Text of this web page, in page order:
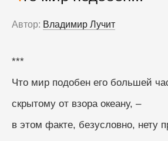
Автор: Владимир Лучит
***
Что мир подобен его большей
скрытому от взора океану, –
в этом факте, безусловно, нету